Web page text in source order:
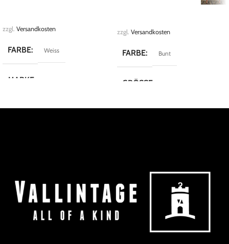
zzgl. Versandkosten
FARBE Weiss
MARKE
zzgl. Versandkosten
FARBE Bunt
GRÖSSE